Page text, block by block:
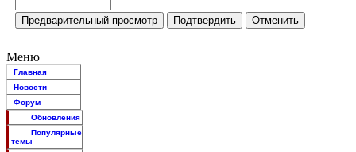
Меню
Главная
Новости
Форум
Обновления
Популярные
темы